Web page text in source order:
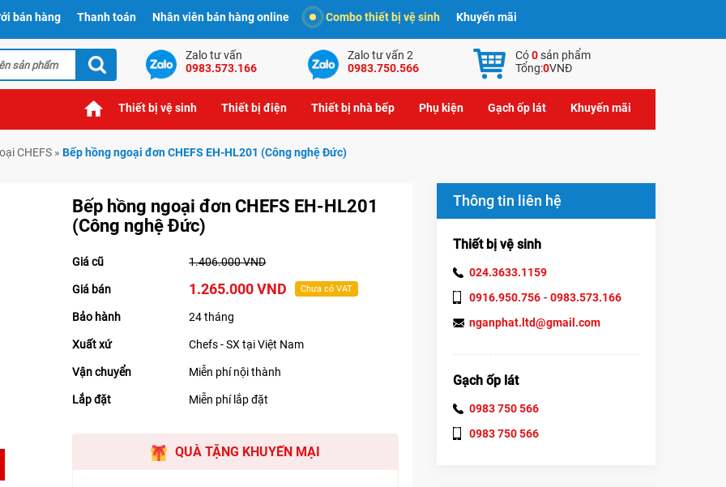
bán hàng Thanh toán Nhân viên bán hàng online Combo thiết bị vệ sinh Khuyến mãi
Zalo tư vấn
0983.573.166
Zalo tư vấn 2
0983.750.566
Có0sản phẩm
Tổng:0VNĐ
Thiết bị vệ sinh Thiết bị điện Thiết bị nhà bếp Phụ kiện Gạch ốp lát Khuyến mãi
CHEFS » Bếp hồng ngoại đơn CHEFS EH-HL201 (Công nghệ Đức)
Bếp hồng ngoại đơn CHEFS EH-HL201
(Công nghệ Đức)
Giá cũ 1.406.000 VND
Giá bán 1.265.000 VND Chưa có VAT
Bảo hành 24 tháng
Xuất xứ Chefs - SX tại Việt Nam
Vận chuyển Miễn phí nội thành
Lắp đặt Miễn phí lắp đặt
QUÀ TẶNG KHUYẾN MẠI
Thông tin liên hệ
Thiết bị vệ sinh
024.3633.1159
0916.950.756 - 0983.573.166
nganphat.ltd@gmail.com
Gạch ốp lát
0983 750 566
0983 750 566